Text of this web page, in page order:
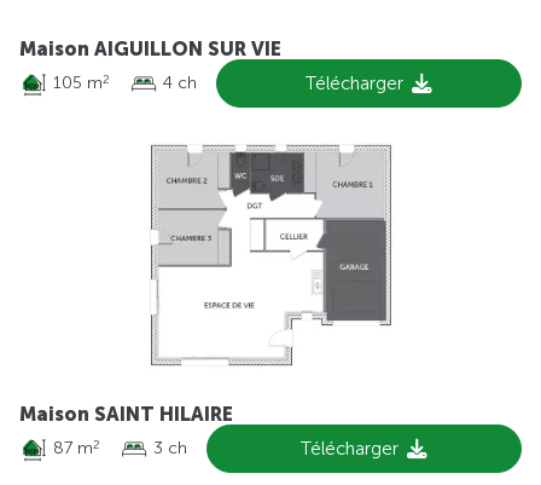
Maison AIGUILLON SUR VIE
105 m2 4 ch Télécharger
Maison SAINT HILAIRE
87 m2 3 ch Télécharger